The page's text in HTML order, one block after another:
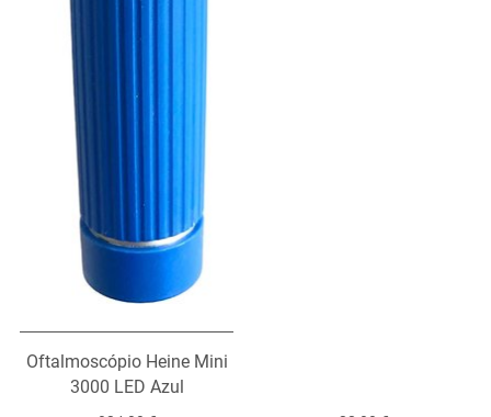
Oftalmoscópio Heine Mini
3000 LED Azul